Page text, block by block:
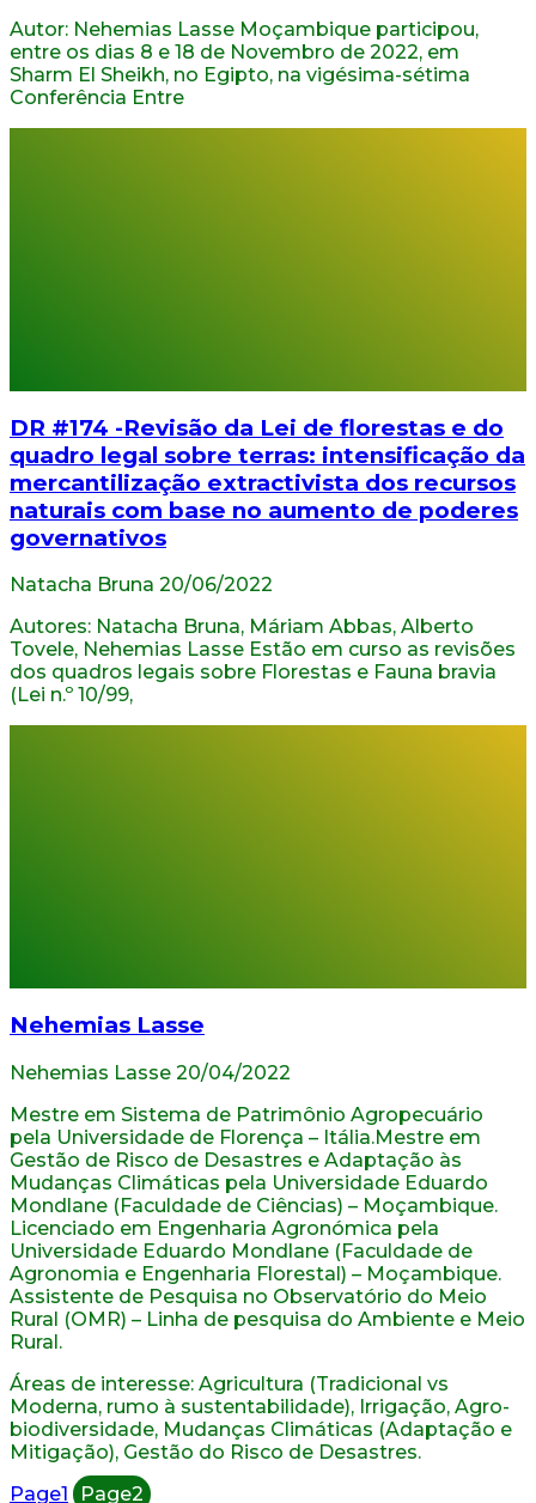
Autor: Nehemias Lasse Moçambique participou,
entre os dias 8 e 18 de Novembro de 2022, em
Sharm El Sheikh, no Egipto, na vigésima-sétima
Conferência Entre
DR #174 -Revisão da Lei de florestas e do
quadro legal sobre terras: intensificação da
mercantilização extractivista dos recursos
naturais com base no aumento de poderes
governativos
Natacha Bruna 20/06/2022
Autores: Natacha Bruna, Máriam Abbas, Alberto
Tovele, Nehemias Lasse Estão em curso as revisões
dos quadros legais sobre Florestas e Fauna bravia
(Lei n.º 10/99,
Nehemias Lasse
Nehemias Lasse 20/04/2022
Mestre em Sistema de Patrimônio Agropecuário
pela Universidade de Florença – Itália.Mestre em
Gestão de Risco de Desastres e Adaptação às
Mudanças Climáticas pela Universidade Eduardo
Mondlane (Faculdade de Ciências) – Moçambique.
Licenciado em Engenharia Agronómica pela
Universidade Eduardo Mondlane (Faculdade de
Agronomia e Engenharia Florestal) – Moçambique.
Assistente de Pesquisa no Observatório do Meio
Rural (OMR) – Linha de pesquisa do Ambiente e Meio
Rural.
Áreas de interesse: Agricultura (Tradicional vs
Moderna, rumo à sustentabilidade), Irrigação, Agro-
biodiversidade, Mudanças Climáticas (Adaptação e
Mitigação), Gestão do Risco de Desastres.
Page1 Page2